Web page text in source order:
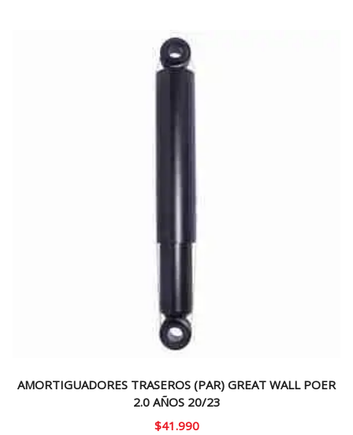
$180.000.
AMORTIGUADORES TRASEROS (PAR) GREAT WALL POER
2.0 AÑOS 20/23
$41.990